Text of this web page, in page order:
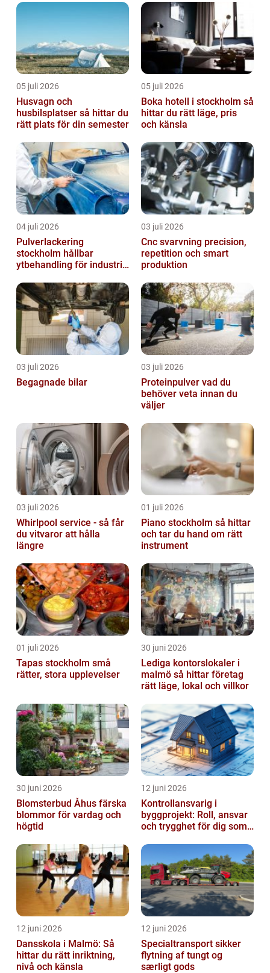
05 juli 2026
Husvagn och
husbilsplatser så hittar du
rätt plats för din semester
05 juli 2026
Boka hotell i stockholm så
hittar du rätt läge, pris
och känsla
04 juli 2026
Pulverlackering
stockholm hållbar
ytbehandling för industri
03 juli 2026
Cnc svarvning precision,
repetition och smart
produktion
03 juli 2026
Begagnade bilar
03 juli 2026
Proteinpulver vad du
behöver veta innan du
väljer
03 juli 2026
Whirlpool service - så får
du vitvaror att hålla
längre
01 juli 2026
Piano stockholm så hittar
och tar du hand om rätt
instrument
01 juli 2026
Tapas stockholm små
rätter, stora upplevelser
30 juni 2026
Lediga kontorslokaler i
malmö så hittar företag
rätt läge, lokal och villkor
30 juni 2026
Blomsterbud Åhus färska
blommor för vardag och
högtid
12 juni 2026
Kontrollansvarig i
byggprojekt: Roll, ansvar
och trygghet för dig som
12 juni 2026
Dansskola i Malmö: Så
hittar du rätt inriktning,
nivå och känsla
12 juni 2026
Specialtransport sikker
flytning af tungt og
særligt gods